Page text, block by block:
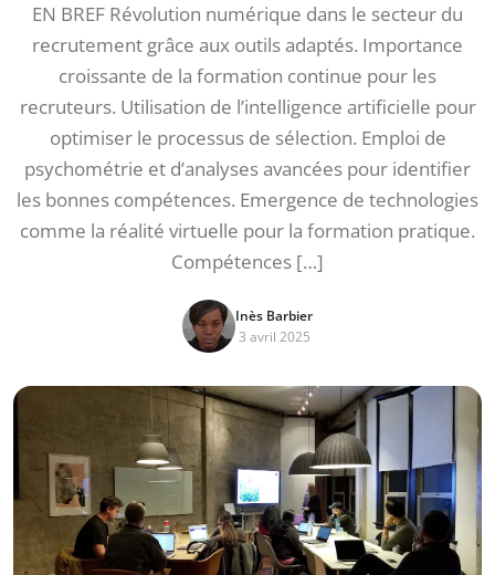
EN BREF Révolution numérique dans le secteur du
recrutement grâce aux outils adaptés. Importance
croissante de la formation continue pour les
recruteurs. Utilisation de l’intelligence artificielle pour
optimiser le processus de sélection. Emploi de
psychométrie et d’analyses avancées pour identifier
les bonnes compétences. Emergence de technologies
comme la réalité virtuelle pour la formation pratique.
Compétences […]
Inès Barbier
3 avril 2025